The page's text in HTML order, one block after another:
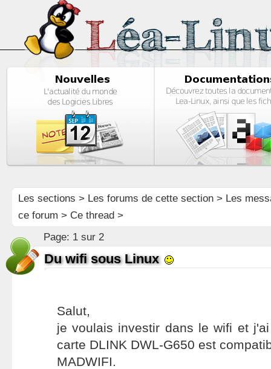
Les sections > Les forums de cette section> Les
ce forum > Ce thread >
Page: 1 sur 2
Du wifi sous Linux
Salut,
je voulais investir dans le wifi et
carte DLINK DWL-G650 est
MADWIFI.